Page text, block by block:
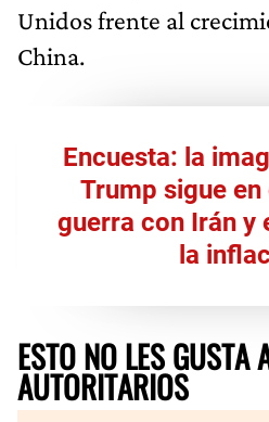
Unidos frente al
China.
Encuesta: la
Trump sigue
guerra con Irán y
la
ESTO NO LES GUSTA
AUTORITARIOS